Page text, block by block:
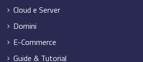
Cloud e Server
Domini
E-Commerce
Guide & Tutorial